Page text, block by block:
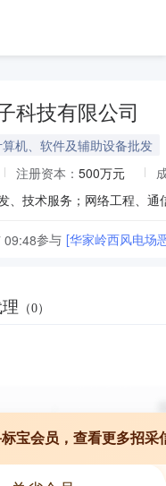
科技有限公司
机、软件及辅助设备批发
注册资本： 500万元
09:48参与 [华家岭西风电场
（0）
宝会员，查看更多招采